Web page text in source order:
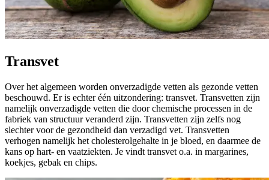
Transvet
Over het algemeen worden onverzadigde vetten als gezonde vetten
beschouwd. Er is echter één uitzondering: transvet. Transvetten zijn
namelijk onverzadigde vetten die doorchemische processen in de
fabriek van structuur veranderd zijn. Transvetten zijn zelfs nog
slechter voor de gezondheid dan verzadigd vet. Transvetten
verhogen namelijk het cholesterolgehalte in je bloed, en daarmee de
kans op hart- en vaatziekten. Je vindt transvet o.a. in margarines,
koekjes, gebak en chips.